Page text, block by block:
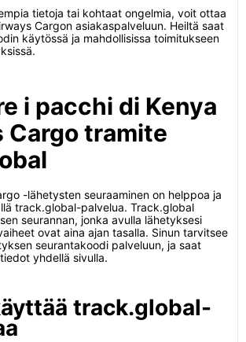
tietoja tai kohtaat ongelmia, voit ottaa
Cargon asiakaspalveluun. Heiltä saat
käytössä ja mahdollisissa toimitukseen
i pacchi di Kenya
Cargo tramite
-lähetysten seuraaminen on helppoa ja
track.global-palvelua. Track.global
seurannan, jonka avulla lähetyksesi
ovat aina ajan tasalla. Sinun tarvitsee
seurantakoodi palveluun, ja saat
yhdellä sivulla.
track.global-